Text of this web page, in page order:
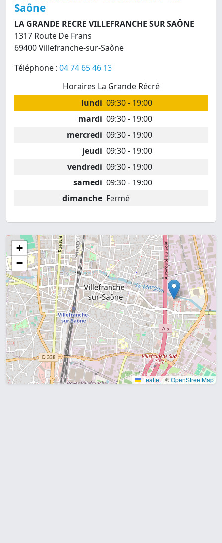
Saône
LA GRANDE RECRE VILLEFRANCHE SUR SAÔNE
1317 Route De Frans
69400 Villefranche-sur-Saône
Téléphone : 04 74 65 46 13
Horaires La Grande Récré
lundi 09:30 - 19:00
mardi 09:30 - 19:00
mercredi 09:30 - 19:00
jeudi 09:30 - 19:00
vendredi 09:30 - 19:00
samedi 09:30 - 19:00
dimanche Fermé
+
−
Leaflet|©OpenStreetMap